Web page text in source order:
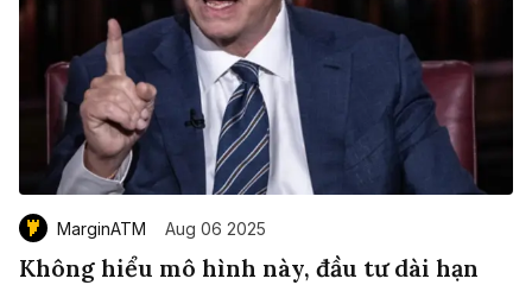
MarginATM Aug 06 2025
Không hiểu mô hình này, đầu tư dài hạn